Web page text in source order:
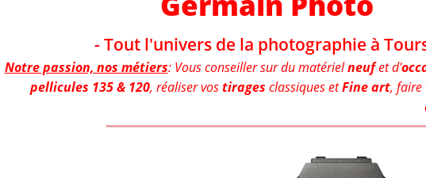
- Tout l'univers de la photographie à
Notre passion, nos métiers: Vous conseiller sur du matérielneuf et d'
pellicules 135 & 120, réaliser vostirages classiques etFine art, faire